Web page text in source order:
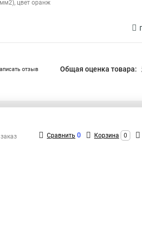
цвет оранж
отзыв Общая оценка товара:
MAX:
Сравнить 0 Корзина 0